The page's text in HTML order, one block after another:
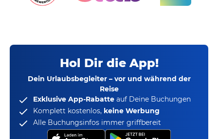
Hol Dir die App!
Dein Urlaubsbegleiter – vor und während der
Reise
Exklusive App-Rabatte auf Deine Buchungen
Komplett kostenlos, keine Werbung
Alle Buchungsinfos immer griffbereit